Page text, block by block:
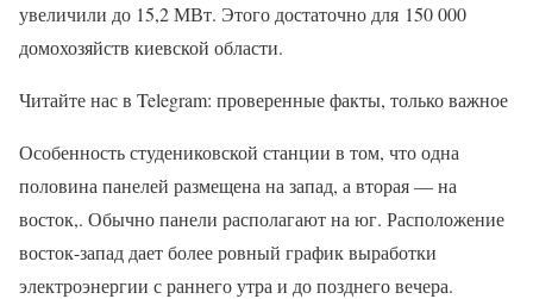
увеличили до 15,2 МВт. Этого достаточно для 150 000
домохозяйств киевской области.
Читайте нас в Telegram: проверенные факты, только важное
Особенность студениковской станции в том, что одна
половина панелей размещена на запад, а вторая — на
восток,. Обычно панели располагают на юг. Расположение
восток-запад дает более ровный график выработки
электроэнергии с раннего утра и до позднего вечера.